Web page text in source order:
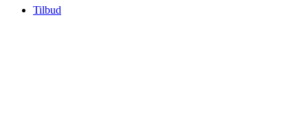
Tilbud